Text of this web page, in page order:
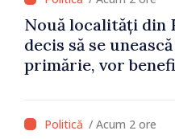
Nouă localități din
decis să se
primărie, vor
/ Acum 2 ore